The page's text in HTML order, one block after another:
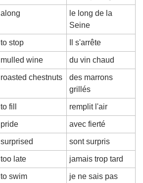
along
le long de la
Seine
to stop Il s'arrête
mulled wine du vin chaud
roasted chestnuts
des marrons
grillés
to fill remplit l'air
pride avec fierté
surprised sont surpris
too late jamais trop tard
to swim
je ne sais pas